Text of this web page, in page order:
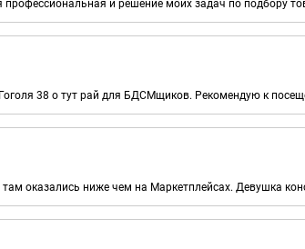
профессиональная и решение моих задач по подбору
38 о тут рай для БДСМщиков. Рекомендую к
оказались ниже чем на Маркетплейсах. Девушка